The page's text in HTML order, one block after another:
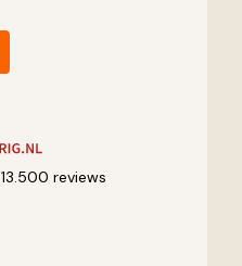
13.500 reviews